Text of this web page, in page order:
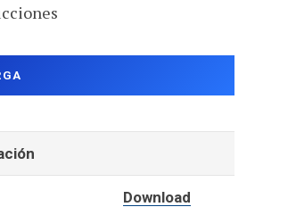
Download